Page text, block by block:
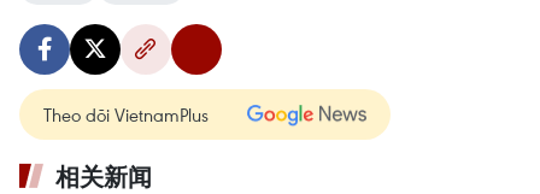
Theo dõi VietnamPlus
相关新闻